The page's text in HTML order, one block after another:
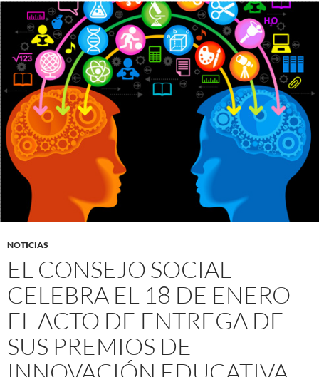
NOTICIAS
EL CONSEJO SOCIAL
CELEBRA EL 18 DE ENERO
EL ACTO DE ENTREGA DE
SUS PREMIOS DE